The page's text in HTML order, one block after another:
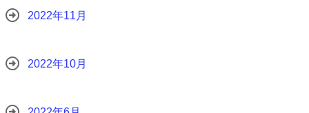
2022年11月
2022年10月